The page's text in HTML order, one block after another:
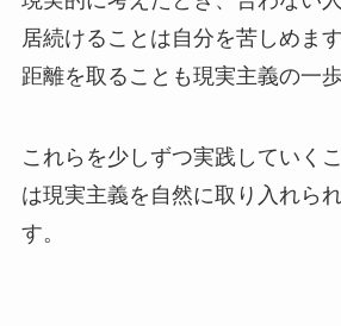
居続けることは自分を苦しめま
距離を取ることも現実主義の一歩
これらを少しずつ実践していく
は現実主義を自然に取り入れら
す。